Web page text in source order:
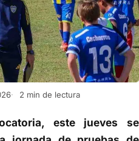
2 min de lectura
este jueves se